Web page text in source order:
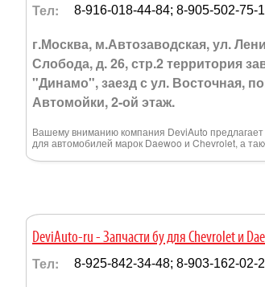
Тел: 8-916-018-44-84; 8-905-502-75-
г.Москва, м.Автозаводская, ул.
Слобода, д. 26, стр.2 территория
"Динамо", заезд с ул. Восточная,
Автомойки, 2-ой этаж.
Вашему вниманию компания DeviAuto
для автомобилей марок Daewoo и Chevrolet, а
DeviAuto-ru - Запчасти бу для Chevrolet и
Тел: 8-925-842-34-48; 8-903-162-02-